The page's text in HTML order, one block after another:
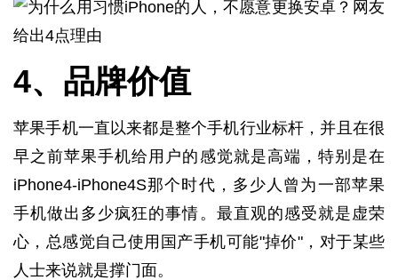
4、品牌价值
苹果手机一直以来都是整个手机行业标杆，并且在很
早之前苹果手机给用户的感觉就是高端，特别是在
iPhone4-iPhone4S那个时代，多少人曾为一部苹果
手机做出多少疯狂的事情。最直观的感受就是虚荣
心，总感觉自己使用国产手机可能"掉价"，对于某些
人士来说就是撑门面。